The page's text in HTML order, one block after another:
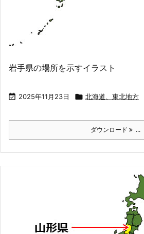
岩手県の場所を示すイラスト
 2025年11月23日  北海道、東北地方
ダウンロード ...